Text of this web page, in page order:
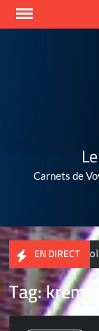
Skip
Carnets de
EN DIRECT
les plus
Tag:kremlin